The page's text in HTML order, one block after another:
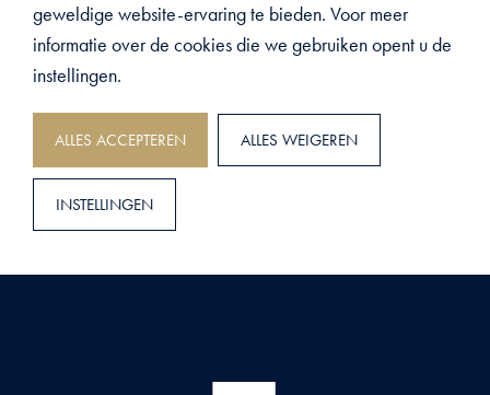
Is er koffie en thee beschikbaar op de kamer?
DELTA HOTEL > FAQ
geweldige website-ervaring te bieden. Voor meer
informatie over de cookies die we gebruiken opent u de
instellingen.
ALLES ACCEPTEREN ALLES WEIGEREN
INSTELLINGEN